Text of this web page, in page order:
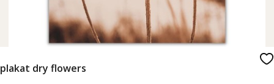
plakat dry flowers